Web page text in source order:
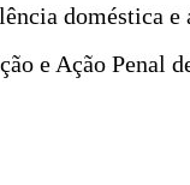
doméstica e
e Ação Penal